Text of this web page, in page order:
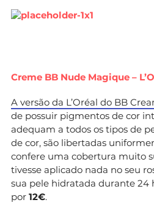
Creme BB Nude Magique –
A versão da L’Oréal do BB
de possuir pigmentos de cor
adequam a todos os tipos de
de cor, são libertadas
confere uma cobertura muito
tivesse aplicado nada no seu
sua pele hidratada durante 24
por 12€.